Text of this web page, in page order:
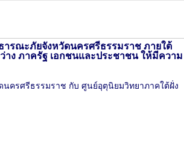
รณะภัยจังหวัดนครศรีธรรมราช ภายใต้
าง ภาครัฐ เอกชนและประชาชน ให้มีความ
ครศรีธรรมราช กับ ศูนย์อุตุนิยมวิทยาภาคใต้ฝั่ง